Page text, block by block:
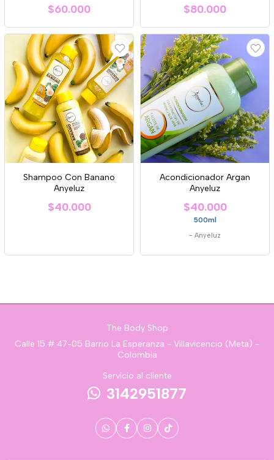
$60.000 $80.000
Shampoo Con Banano
Anyeluz
$40.000
Acondicionador Argan
Anyeluz
$40.000
500ml
- Anyeluz
The Body Shop
Calle 15 # 47-05 Barrio La Esperanza - Villavicencio (Meta) -
Colombia
Servicio al cliente
3142951877